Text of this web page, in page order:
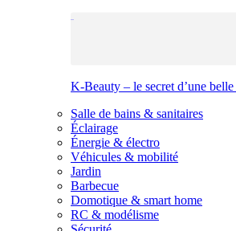
K-Beauty – le secret d’une belle
Salle de bains & sanitaires
Éclairage
Énergie & électro
Véhicules & mobilité
Jardin
Barbecue
Domotique & smart home
RC & modélisme